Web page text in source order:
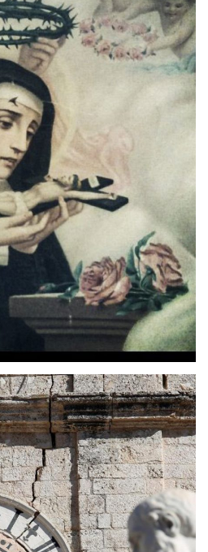
degli Antichi Mestieri e
Casa Nuova di Assisi,
si trova la Mostra degli
Civiltà Contadina.